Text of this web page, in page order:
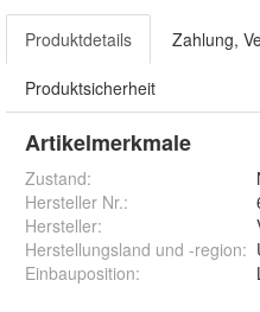
Produktdetails Zahlung,
Produktsicherheit
Artikelmerkmale
Zustand:
Hersteller Nr.:
Hersteller:
Herstellungsland und -region:
Einbauposition: